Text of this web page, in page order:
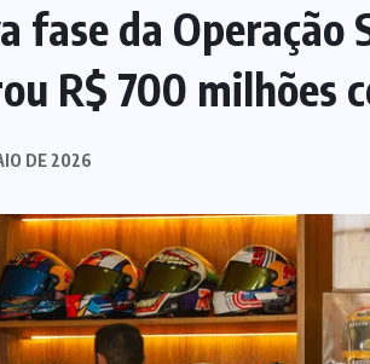
fase da Operação
R$ 700 milhões
DE 2026